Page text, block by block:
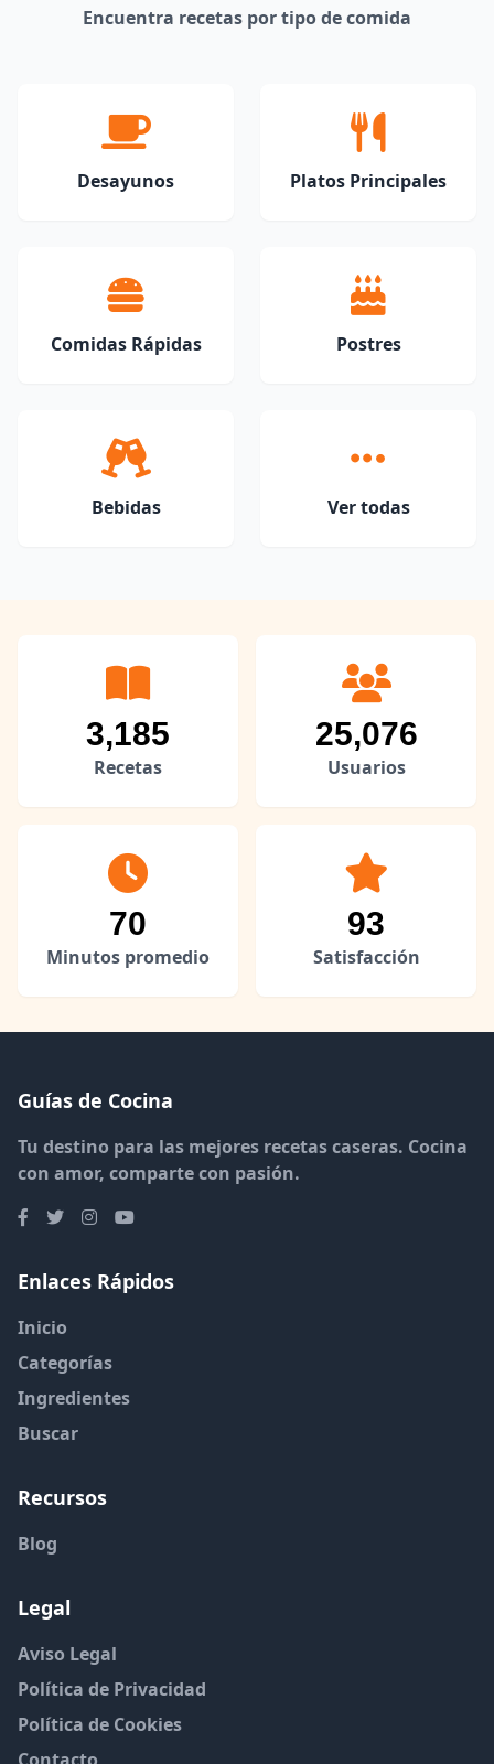
Encuentra recetas por tipo de comida
Desayunos Platos Principales
Comidas Rápidas Postres
Bebidas Ver todas
3,185
Recetas
25,076
Usuarios
70
Minutos promedio
93
Satisfacción
Guías de Cocina
Tu destino para las mejores recetas caseras. Cocina
con amor, comparte con pasión.
Enlaces Rápidos
Inicio
Categorías
Ingredientes
Buscar
Recursos
Blog
Legal
Aviso Legal
Política de Privacidad
Política de Cookies